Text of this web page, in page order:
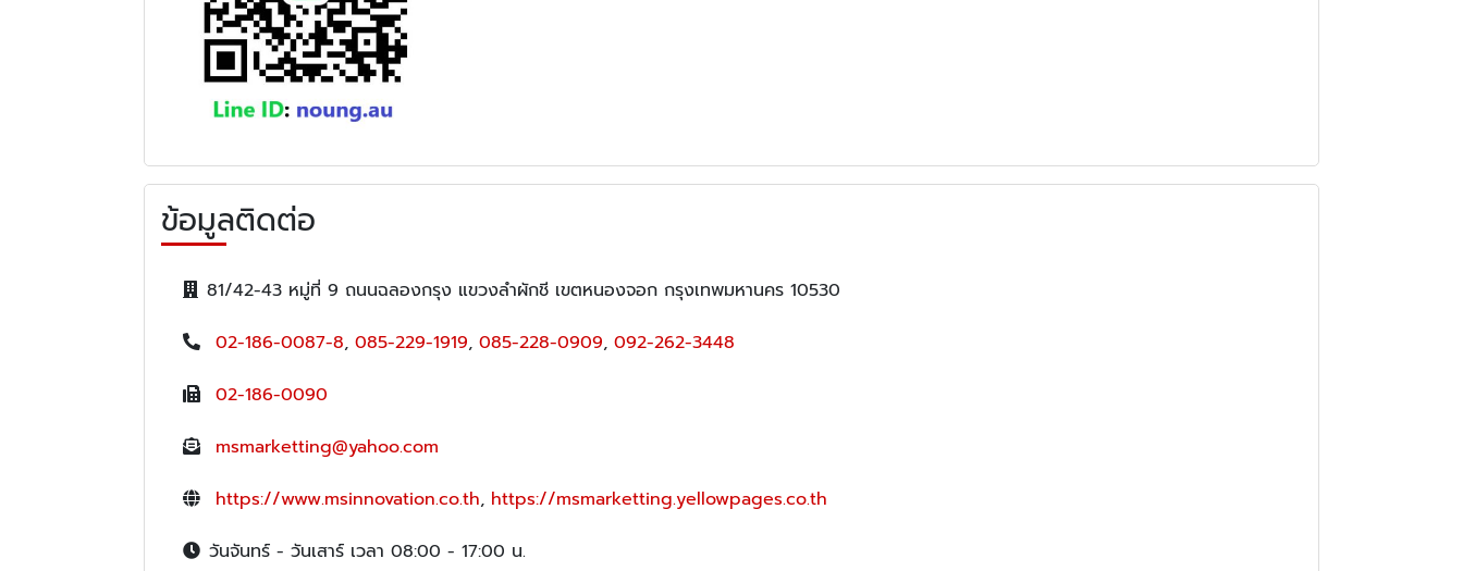
ข้อมูลติดต่อ
81/42-43 หมู่ที่ 9 ถนนฉลองกรุง แขวงลำผักชี เขตหนองจอก กรุงเทพมหานคร 10530
02-186-0087-8, 085-229-1919, 085-228-0909, 092-262-3448
02-186-0090
msmarketting@yahoo.com
https://www.msinnovation.co.th, https://msmarketting.yellowpages.co.th
วันจันทร์ - วันเสาร์ เวลา 08:00 - 17:00 น.